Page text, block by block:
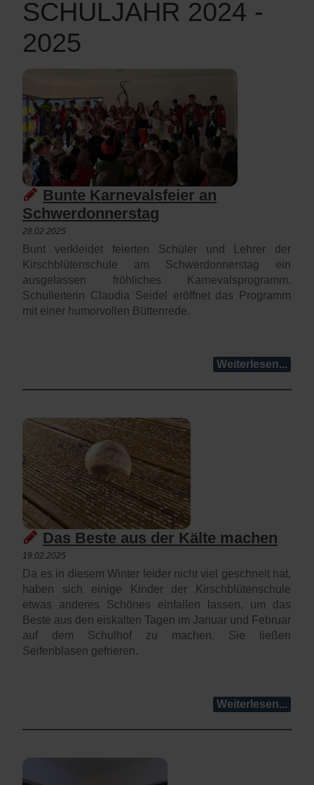
SCHULJAHR 2024 -
2025
Bunte Karnevalsfeier an
Schwerdonnerstag
28.02.2025
Bunt verkleidet feierten Schüler und Lehrer der
Kirschblütenschule am Schwerdonnerstag ein
ausgelassen fröhliches Karnevalsprogramm.
Schulleiterin Claudia Seidel eröffnet das Programm
mit einer humorvollen Büttenrede.
Weiterlesen...
Das Beste aus der Kälte machen
19.02.2025
Da es in diesem Winter leider nicht viel geschneit hat,
haben sich einige Kinder der Kirschblütenschule
etwas anderes Schönes einfallen lassen, um das
Beste aus den eiskalten Tagen im Januar und Februar
auf dem Schulhof zu machen. Sie ließen
Seifenblasen gefrieren.
Weiterlesen...